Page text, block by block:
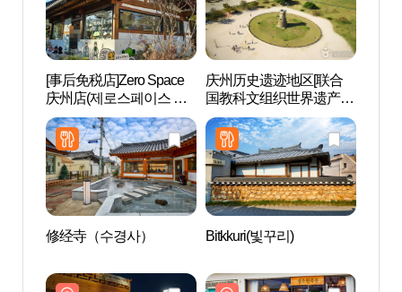
[事后免税店]Zero Space
庆州店(제로스페이스 경
주)
庆州历史遗迹地区[联合
国教科文组织世界遗产]
경주역사유적지구[유네
스코 세계유산]
修经寺（수경사） Bitkkuri(빛꾸리)